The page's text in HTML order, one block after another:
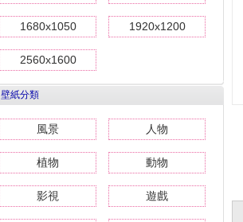
1680x1050 1920x1200
2560x1600
壁紙分類
風景 人物
植物 動物
影視 遊戲